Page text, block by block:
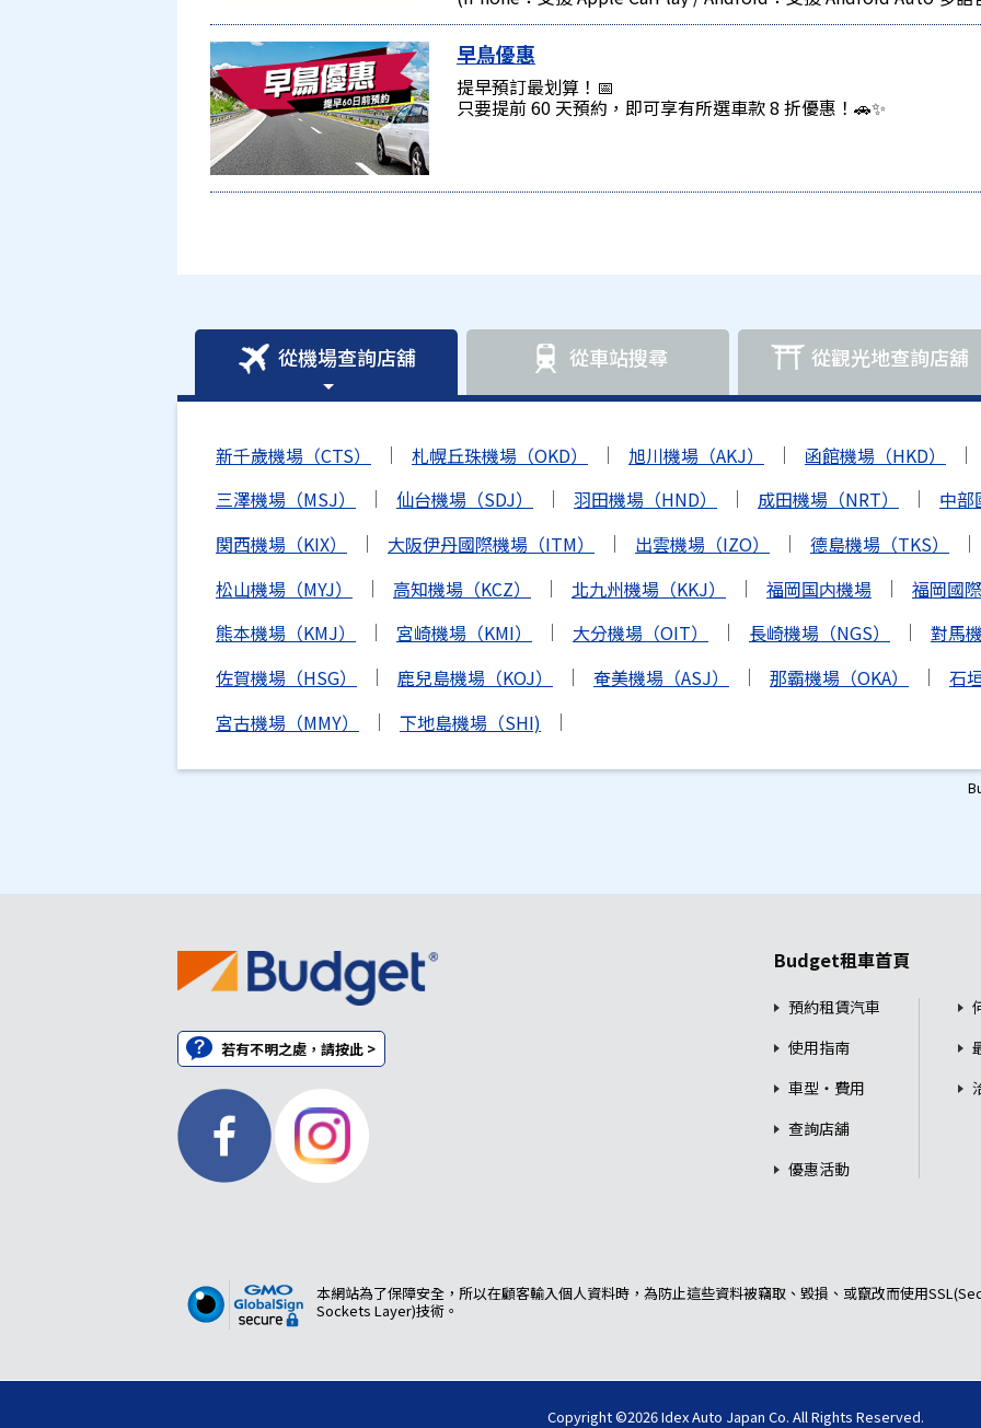
早鳥優惠
提早預訂最划算！📅
只要提前 60 天預約，即可享有所選車款 8 折優惠！🚗✨
從機場查詢店舖 從車站搜尋 從觀光地查詢店舖
新千歲機場（CTS） 札幌丘珠機場（OKD） 旭川機場（AKJ）
函館機場（HKD）
三澤機場（MSJ）
仙台機場（SDJ） 羽田機場（HND） 成田機場（NRT）
中部
関西機場（KIX）
大阪伊丹國際機場（ITM） 出雲機場（IZO）
德島機場（TKS）
松山機場（MYJ）
高知機場（KCZ） 北九州機場（KKJ） 福岡国内機場
福岡國
熊本機場（KMJ）
宮崎機場（KMI） 大分機場（OIT） 長崎機場（NGS）
對馬
佐賀機場（HSG）
鹿兒島機場（KOJ） 奄美機場（ASJ） 那霸機場（OKA）
石
宮古機場（MMY）
下地島機場（SHI)
若有不明之處，請按此 >
Budget租車首頁
預約租賃汽車
使用指南
車型・費用
查詢店舖
優惠活動
本網站為了保障安全，所以在顧客輸入個人資料時，為防止這些資料被竊取、毀損、或竄改而使用
Sockets Layer)技術。
Copyright ©2026 Idex Auto Japan Co. All Rights Reserved.